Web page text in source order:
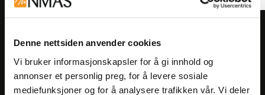
Denne nettsiden anvender cookies
Vi bruker informasjonskapsler for å gi innhold og
annonser et personlig preg, for å levere sosiale
mediefunksjoner og for å analysere trafikken vår. Vi deler
Meld deg på vårt nyhetsbrev!
arrangementer og kampanjer.